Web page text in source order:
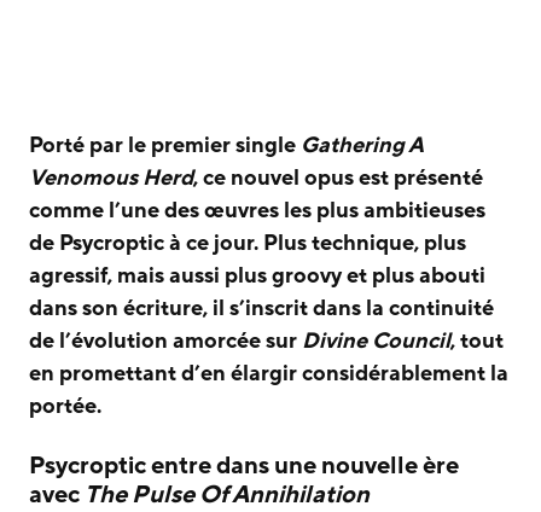
Porté par le premier single Gathering A
Venomous Herd, ce nouvel opus est présenté
comme l’une des œuvres les plus ambitieuses
de Psycroptic à ce jour. Plus technique, plus
agressif, mais aussi plus groovy et plus abouti
dans son écriture, il s’inscrit dans la continuité
de l’évolution amorcée sur Divine Council, tout
en promettant d’en élargir considérablement la
portée.
Psycroptic entre dans une nouvelle ère
avec The Pulse Of Annihilation